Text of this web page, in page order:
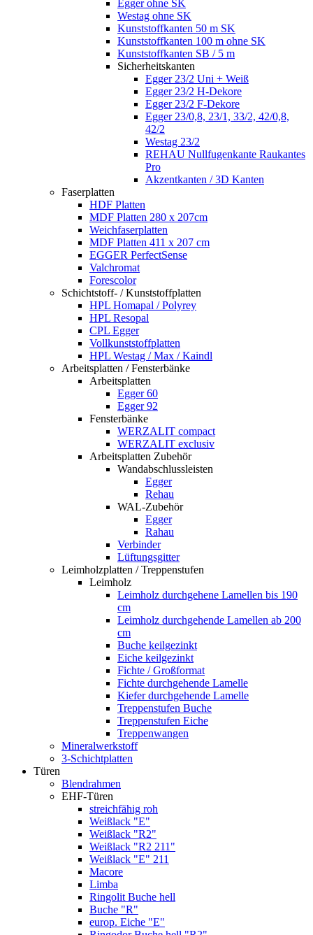
Egger ohne SK
Westag ohne SK
Kunststoffkanten 50 m SK
Kunststoffkanten 100 m ohne SK
Kunststoffkanten SB / 5 m
Sicherheitskanten
Egger 23/2 Uni + Weiß
Egger 23/2 H-Dekore
Egger 23/2 F-Dekore
Egger 23/0,8, 23/1, 33/2, 42/0,8,
42/2
Westag 23/2
REHAU Nullfugenkante Raukantes
Pro
Akzentkanten / 3D Kanten
Faserplatten
HDF Platten
MDF Platten 280 x 207cm
Weichfaserplatten
MDF Platten 411 x 207 cm
EGGER PerfectSense
Valchromat
Forescolor
Schichtstoff- / Kunststoffplatten
HPL Homapal / Polyrey
HPL Resopal
CPL Egger
Vollkunststoffplatten
HPL Westag / Max / Kaindl
Arbeitsplatten / Fensterbänke
Arbeitsplatten
Egger 60
Egger 92
Fensterbänke
WERZALIT compact
WERZALIT exclusiv
Arbeitsplatten Zubehör
Wandabschlussleisten
Egger
Rehau
WAL-Zubehör
Egger
Rahau
Verbinder
Lüftungsgitter
Leimholzplatten / Treppenstufen
Leimholz
Leimholz durchgehene Lamellen bis 190
cm
Leimholz durchgehende Lamellen ab 200
cm
Buche keilgezinkt
Eiche keilgezinkt
Fichte / Großformat
Fichte durchgehende Lamelle
Kiefer durchgehende Lamelle
Treppenstufen Buche
Treppenstufen Eiche
Treppenwangen
Mineralwerkstoff
3-Schichtplatten
Türen
Blendrahmen
EHF-Türen
streichfähig roh
Weißlack "E"
Weißlack "R2"
Weißlack "R2 211"
Weißlack "E" 211
Macore
Limba
Ringolit Buche hell
Buche "R"
europ. Eiche "E"